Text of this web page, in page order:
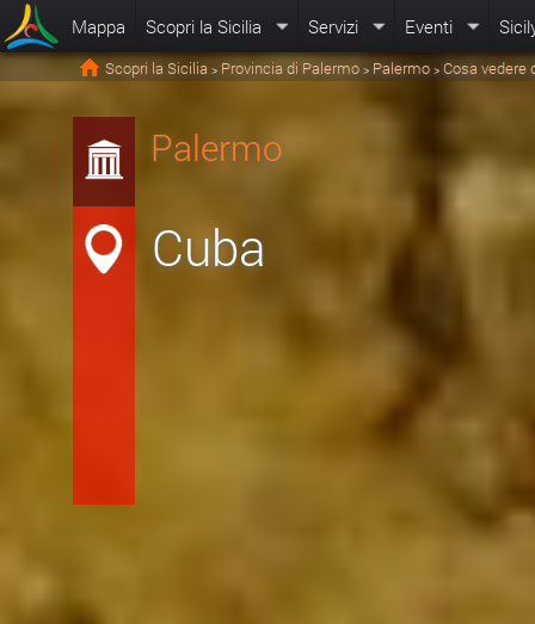
Mappa Scopri la Sicilia Servizi Eventi
Scopri la Sicilia > Provincia di Palermo > Palermo > Cosa vedere
Palermo
Cuba